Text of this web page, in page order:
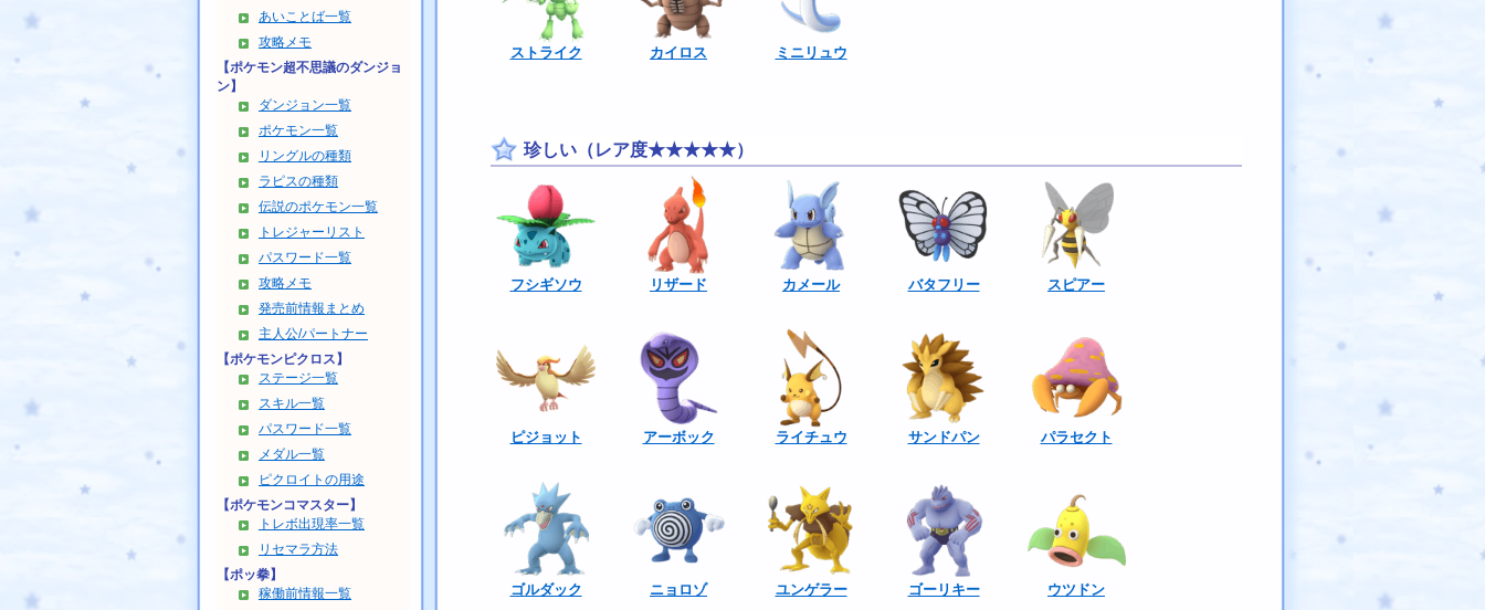
あいことば一覧
攻略メモ
【ポケモン超不思議のダンジョ
ン】
ダンジョン一覧
ポケモン一覧
リングルの種類
ラピスの種類
伝説のポケモン一覧
トレジャーリスト
パスワード一覧
攻略メモ
発売前情報まとめ
主人公/パートナー
【ポケモンピクロス】
ステージ一覧
スキル一覧
パスワード一覧
メダル一覧
ピクロイトの用途
【ポケモンコマスター】
トレボ出現率一覧
リセマラ方法
【ポッ拳】
稼働前情報一覧
ストライク カイロス ミニリュウ
珍しい（レア度★★★★★）
フシギソウ リザード カメール バタフリー スピアー
ピジョット アーボック ライチュウ サンドパン パラセクト
ゴルダック ニョロゾ ユンゲラー ゴーリキー ウツドン